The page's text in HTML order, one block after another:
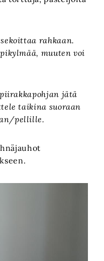
rahkaan.
muuten voi
jätä
taikina suoraan
pellille.